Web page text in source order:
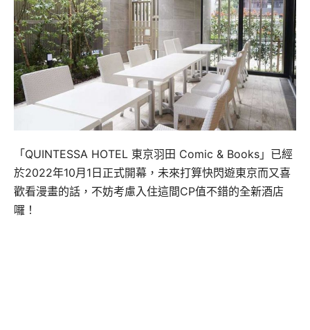
「QUINTESSA HOTEL 東京羽田 Comic & Books」已經
於2022年10月1日正式開幕，未來打算快閃遊東京而又喜
歡看漫畫的話，不妨考慮入住這間CP值不錯的全新酒店
囉！